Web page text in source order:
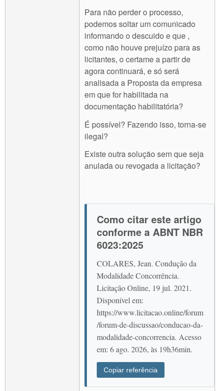
Para não perder o processo,
podemos soltar um comunicado
informando o descuido e que ,
como não houve prejuízo para as
licitantes, o certame a partir de
agora continuará, e só será
analisada a Proposta da empresa
em que for habilitada na
documentação habilitatória?
É possível? Fazendo isso, torna-se
ilegal?
Existe outra solução sem que seja
anulada ou revogada a licitação?
Como citar este artigo
conforme a ABNT NBR
6023:2025
COLARES, Jean. Condução da
Modalidade Concorrência.
Licitação Online, 19 jul. 2021.
Disponível em:
https://www.licitacao.online/forum
/forum-de-discussao/conducao-da-
modalidade-concorrencia. Acesso
em: 6 ago. 2026, às 19h36min.
Copiar referência